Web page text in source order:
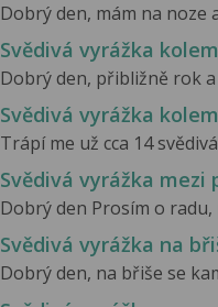
Dobrý den, mám na noze
Svědivá vyrážka
Dobrý den, přibližně rok
Svědivá vyrážka
Trápí me už cca 14
Svědivá vyrážka
Dobrý den Prosím o
Svědivá vyrážka na
Dobrý den, na břiše se